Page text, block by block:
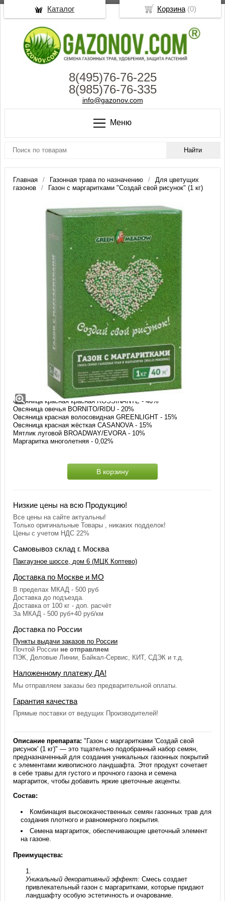
8(495)76-76-225
8(985)76-76-335
info@gazonov.com
Меню
Главная Газонная трава по назначению
Для цветущих
газонов
Газон с маргаритками "Создай свой рисунок" (1 кг)
Газон с маргаритками "Создай свой
рисунок" (1 кг)
Состав:
Овсяница красная красная ROSSINANTE - 40%
Овсяница овечья BORNITO/RIDU - 20%
Овсяница красная волосовидная GREENLIGHT - 15%
Овсяница красная жёсткая CASANOVA - 15%
Мятлик луговой BROADWAY/EVORA - 10%
Маргаритка многолетняя - 0,02%
В корзину
Низкие цены на всю Продукцию!
Все цены на сайте актуальны!
Только оригинальные Товары , никаких подделок!
Цены с учетом НДС 22%
Самовывоз склад г. Москва
Пакгаузное шоссе, дом 6 (МЦК Коптево)
Доставка по Москве и МО
В пределах МКАД - 500 руб
Доставка до подъезда.
Доставка от 100 кг - доп. расчёт
За МКАД - 500 руб+40 руб/км
Доставка по России
Пункты выдачи заказов по России
Почтой России не отправляем
ПЭК, Деловые Линии, Байкал-Сервис, КИТ, СДЭК и т.д.
Наложенному платежу ДА!
Мы отправляем заказы без предварительной оплаты.
Гарантия качества
Прямые поставки от ведущих Производителей!
Описание препарата: "Газон с маргаритками 'Создай свой
рисунок' (1 кг)" — это тщательно подобранный набор семян,
предназначенный для создания уникальных газонных покрытий
с элементами живописного ландшафта. Этот продукт сочетает
в себе травы для густого и прочного газона и семена
маргариток, чтобы добавить яркие цветочные акценты.
Состав:
Комбинация высококачественных семян газонных трав для
создания плотного и равномерного покрытия.
Семена маргариток, обеспечивающие цветочный элемент
на газоне.
Преимущества:
Уникальный декоративный эффект: Смесь создает
привлекательный газон с маргаритками, которые придают
ландшафту особую эстетичность и очарование.
Корзина(0)
Каталог